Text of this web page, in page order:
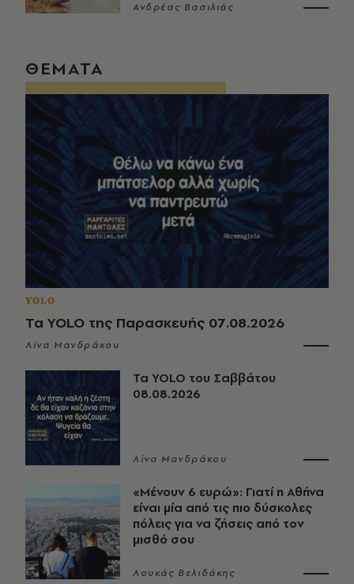
Ανδρέας Βασιλιάς
ΘΕΜΑΤΑ
YOLO
Τα YOLO της Παρασκευής 07.08.2026
Λίνα Μανδράκου
Τα YOLO του Σαββάτου
08.08.2026
Λίνα Μανδράκου
«Μένουν 6 ευρώ»: Γιατί η Αθήνα
είναι μία από τις πιο δύσκολες
πόλεις για να ζήσεις από τον
μισθό σου
Λουκάς Βελιδάκης